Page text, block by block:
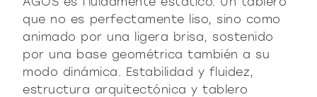
que no es perfectamente liso, sino como
animado por una ligera brisa, sostenido
por una base geométrica también a su
modo dinámica. Estabilidad y fluidez,
estructura arquitectónica y tablero